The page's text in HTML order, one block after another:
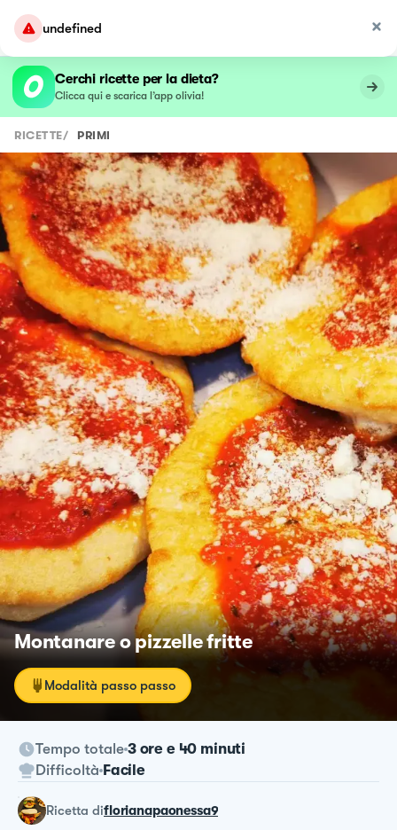
undefined
Cerchi ricette per la dieta?
Clicca qui e scarica l’app olivia!
RICETTE/ PRIMI
Montanare o pizzelle fritte
Modalità passo passo
Tempo totale 3 ore e 40 minuti
Difficoltà Facile
ricetta diflorianapaonessa9